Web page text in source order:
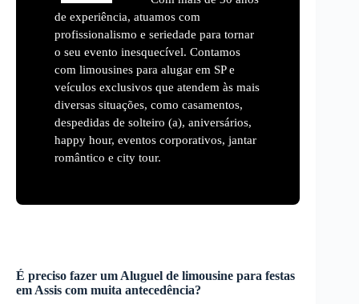
de experiência, atuamos com
profissionalismo e seriedade para tornar
o seu evento inesquecível. Contamos
com limousines para alugar em SP e
veículos exclusivos que atendem às mais
diversas situações, como casamentos,
despedidas de solteiro (a), aniversários,
happy hour, eventos corporativos, jantar
romântico e city tour.
É preciso fazer um Aluguel de limousine para festas
em Assis com muita antecedência?